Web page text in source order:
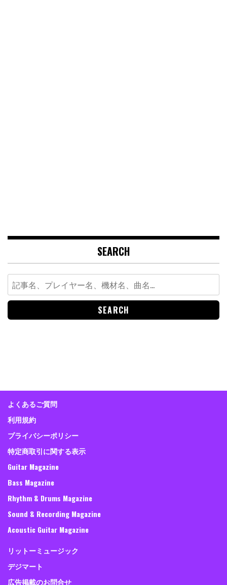
SEARCH
よくあるご質問
利用規約
プライバシーポリシー
特定商取引に関する表示
Guitar Magazine
Bass Magazine